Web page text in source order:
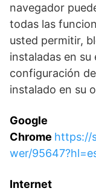
navegador
todas las
usted permitir,
instaladas en su
configuración
instalado en su
Google
Chrome https://
wer/
Internet